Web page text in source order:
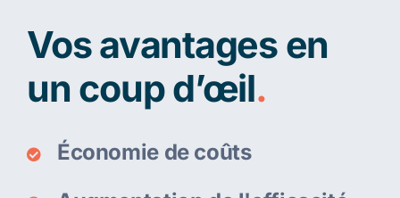
Vos avantages en
un coup d’œil.
Économie de coûts